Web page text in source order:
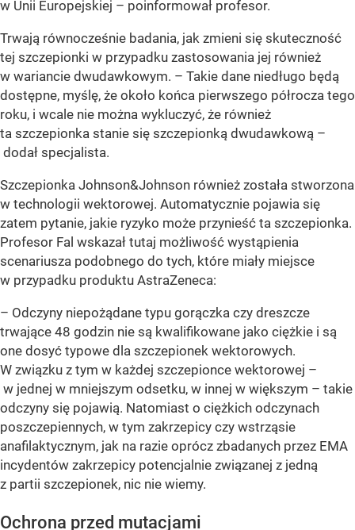
w Unii Europejskiej – poinformował profesor.
Trwają równocześnie badania, jak zmieni się skuteczność
tej szczepionki w przypadku zastosowania jej również
w wariancie dwudawkowym. – Takie dane niedługo będą
dostępne, myślę, że około końca pierwszego półrocza tego
roku, i wcale nie można wykluczyć, że również
ta szczepionka stanie się szczepionką dwudawkową –
dodał specjalista.
Szczepionka Johnson&Johnson również została stworzona
w technologii wektorowej. Automatycznie pojawia się
zatem pytanie, jakie ryzyko może przynieść ta szczepionka.
Profesor Fal wskazał tutaj możliwość wystąpienia
scenariusza podobnego do tych, które miały miejsce
w przypadku produktu AstraZeneca:
– Odczyny niepożądane typu gorączka czy dreszcze
trwające 48 godzin nie są kwalifikowane jako ciężkie i są
one dosyć typowe dla szczepionek wektorowych.
W związku z tym w każdej szczepionce wektorowej –
w jednej w mniejszym odsetku, w innej w większym – takie
odczyny się pojawią. Natomiast o ciężkich odczynach
poszczepiennych, w tym zakrzepicy czy wstrząsie
anafilaktycznym, jak na razie oprócz zbadanych przez EMA
incydentów zakrzepicy potencjalnie związanej z jedną
z partii szczepionek, nic nie wiemy.
Ochrona przed mutacjami